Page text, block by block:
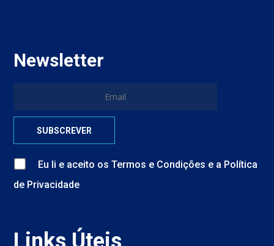
Newsletter
Eu li e aceito osTermos e Condições e a Política
de Privacidade